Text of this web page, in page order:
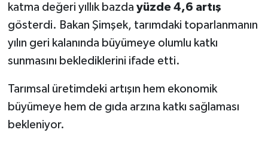
katma değeri yıllık bazda yüzde 4,6 artış
gösterdi. Bakan Şimşek, tarımdaki toparlanmanın
yılın geri kalanında büyümeye olumlu katkı
sunmasını beklediklerini ifade etti.
Tarımsal üretimdeki artışın hem ekonomik
büyümeye hem de gıda arzına katkı sağlaması
bekleniyor.